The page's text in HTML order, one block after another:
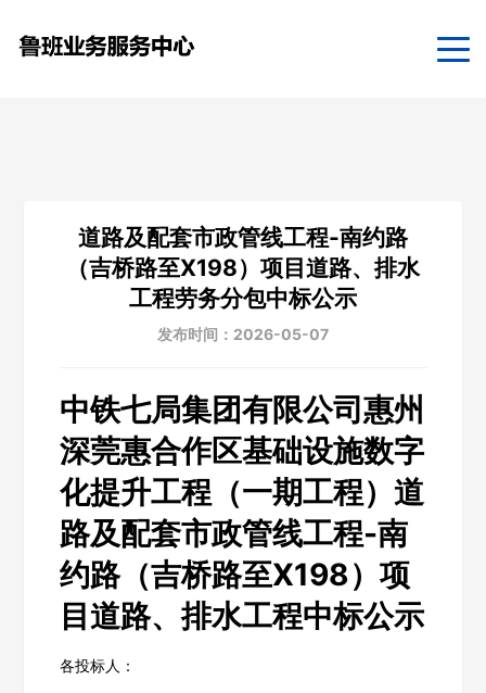
道路及配套市政管线工程-南约路
（吉桥路至X198）项目道路、排水
工程劳务分包中标公示
发布时间：2026-05-07
中铁七局集团有限公司惠州
深莞惠合作区基础设施数字
化提升工程（一期工程）道
路及配套市政管线工程-南
约路（吉桥路至X198）项
目道路、排水工程中标公示
各投标人：